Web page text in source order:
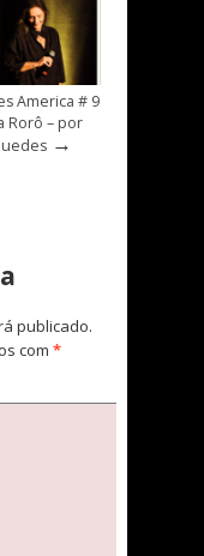
America # 9
Rorô – por
→
publicado.
com *